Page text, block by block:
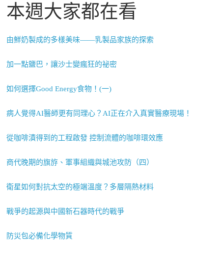
本週大家都在看
由鮮奶製成的多樣美味——乳製品家族的探索
加一點鹽巴，讓沙士變瘋狂的祕密
如何選擇Good Energy食物！(一)
病人覺得AI醫師更有同理心？AI正在介入真實醫療現場！
從咖啡漬得到的工程啟發 控制流體的咖啡環效應
商代晚期的旗斿、軍事組織與城池攻防（四）
衛星如何對抗太空的極端溫度？多層隔熱材料
戰爭的起源與中國新石器時代的戰爭
防災包必備化學物質